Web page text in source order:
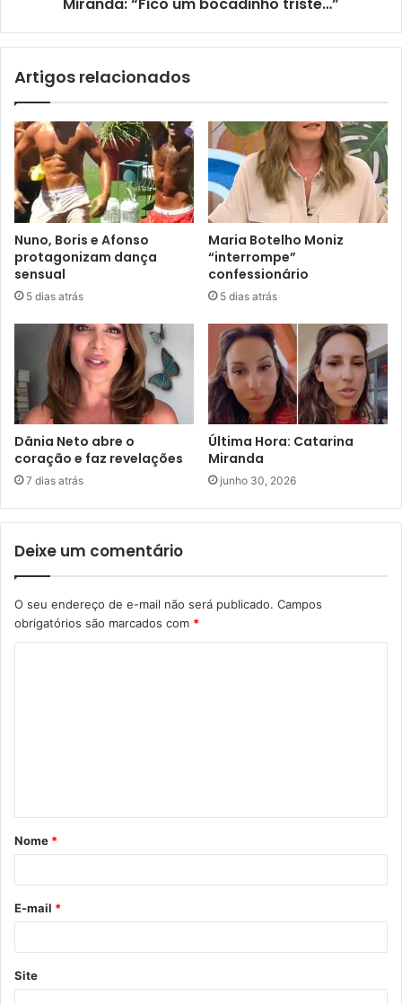
Artigos relacionados
Nuno, Boris e Afonso
protagonizam dança
sensual
5 dias atrás
Maria Botelho Moniz
“interrompe”
confessionário
5 dias atrás
Dânia Neto abre o
coração e faz revelações
7 dias atrás
Última Hora: Catarina
Miranda
junho 30, 2026
Deixe um comentário
O seu endereço de e-mail não será publicado. Campos
obrigatórios são marcados com *
á
r
*
Nome *
E-mail *
Site